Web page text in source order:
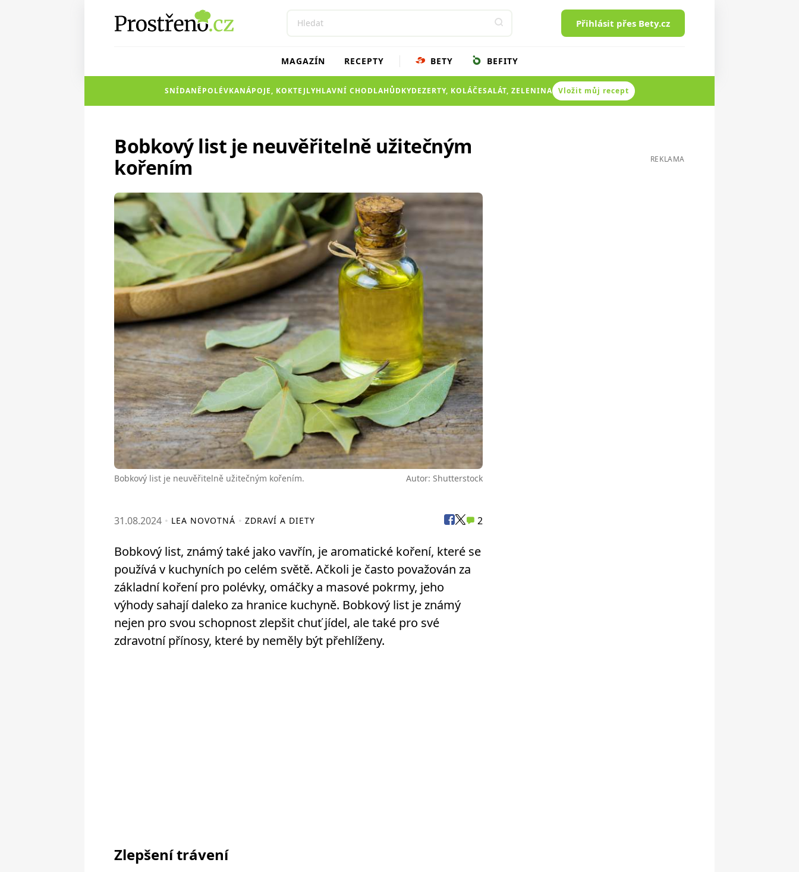
Přihlásit přes Bety.cz
MAGAZÍN RECEPTY BETY BEFITY
SNÍDANĚPOLÉVKANÁPOJE, KOKTEJLYHLAVNÍ CHODLAHŮDKYDEZERTY, KOLÁČESALÁT, ZELENINA Vložit můj recept
Bobkový list je neuvěřitelně užitečným
kořením
Bobkový list je neuvěřitelně užitečným kořením. Autor: Shutterstock
31.08.2024 LEA NOVOTNÁ ZDRAVÍ A DIETY 2
Bobkový list, známý také jako vavřín, je aromatické koření, které se
používá v kuchyních po celém světě. Ačkoli je často považován za
základní koření pro polévky, omáčky a masové pokrmy, jeho
výhody sahají daleko za hranice kuchyně. Bobkový list je známý
nejen pro svou schopnost zlepšit chuť jídel, ale také pro své
zdravotní přínosy, které by neměly být přehlíženy.
Zlepšení trávení
REKLAMA